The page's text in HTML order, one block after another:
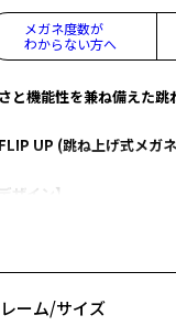
メガネ度数が
わからない方へ
と機能性を兼ね備えた跳
FLIP UP (跳ね上げ式メガネ
デザイン】
段ははフロントを下げてメ
掛け心地に優れた商品。
ーム/サイズ